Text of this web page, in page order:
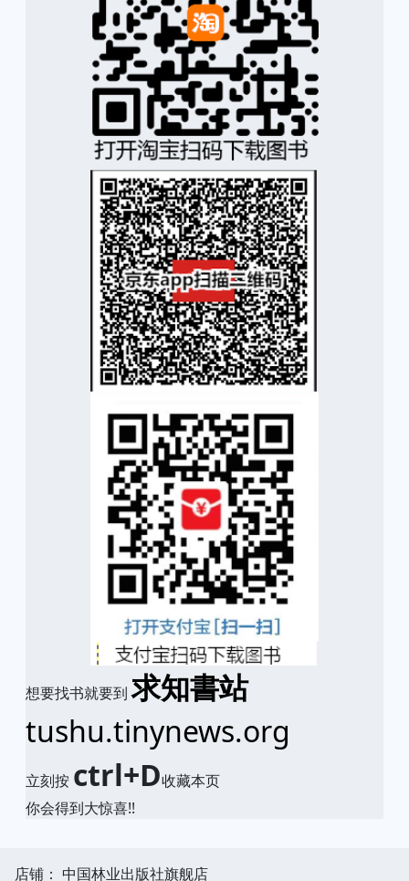
想要找书就要到求知書站
tushu.tinynews.org
立刻按 ctrl+D收藏本页
你会得到大惊喜!!
店铺： 中国林业出版社旗舰店